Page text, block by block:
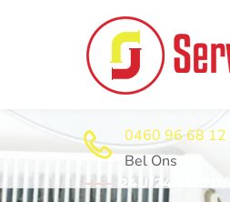
0460 96 68 12
Bel Ons
24U/24 EN 7D/7